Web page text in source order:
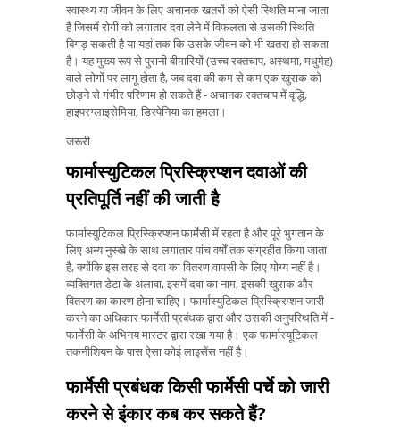
स्वास्थ्य या जीवन के लिए अचानक खतरों को ऐसी स्थिति माना जाता
है जिसमें रोगी को लगातार दवा लेने में विफलता से उसकी स्थिति
बिगड़ सकती है या यहां तक ​​कि उसके जीवन को भी खतरा हो सकता
है। यह मुख्य रूप से पुरानी बीमारियों (उच्च रक्तचाप, अस्थमा, मधुमेह)
वाले लोगों पर लागू होता है, जब दवा की कम से कम एक खुराक को
छोड़ने से गंभीर परिणाम हो सकते हैं - अचानक रक्तचाप में वृद्धि,
हाइपरग्लाइसेमिया, डिस्पेनिया का हमला।
जरूरी
फार्मास्युटिकल प्रिस्क्रिप्शन दवाओं की
प्रतिपूर्ति नहीं की जाती है
फार्मास्युटिकल प्रिस्क्रिप्शन फार्मेसी में रहता है और पूरे भुगतान के
लिए अन्य नुस्खे के साथ लगातार पांच वर्षों तक संग्रहीत किया जाता
है, क्योंकि इस तरह से दवा का वितरण वापसी के लिए योग्य नहीं है।
व्यक्तिगत डेटा के अलावा, इसमें दवा का नाम, इसकी खुराक और
वितरण का कारण होना चाहिए। फार्मास्युटिकल प्रिस्क्रिप्शन जारी
करने का अधिकार फार्मेसी प्रबंधक द्वारा और उसकी अनुपस्थिति में -
फार्मेसी के अभिनय मास्टर द्वारा रखा गया है। एक फार्मास्यूटिकल
तकनीशियन के पास ऐसा कोई लाइसेंस नहीं है।
फार्मेसी प्रबंधक किसी फार्मेसी पर्चे को जारी
करने से इंकार कब कर सकते हैं?